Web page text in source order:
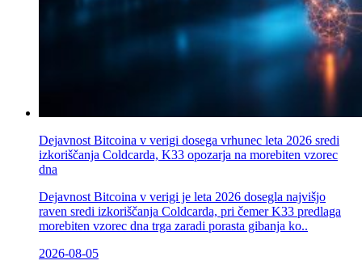
Dejavnost Bitcoina v verigi dosega vrhunec leta 2026 sredi
izkoriščanja Coldcarda, K33 opozarja na morebiten vzorec
dna
Dejavnost Bitcoina v verigi je leta 2026 dosegla najvišjo
raven sredi izkoriščanja Coldcarda, pri čemer K33 predlaga
morebiten vzorec dna trga zaradi porasta gibanja ko..
2026-08-05